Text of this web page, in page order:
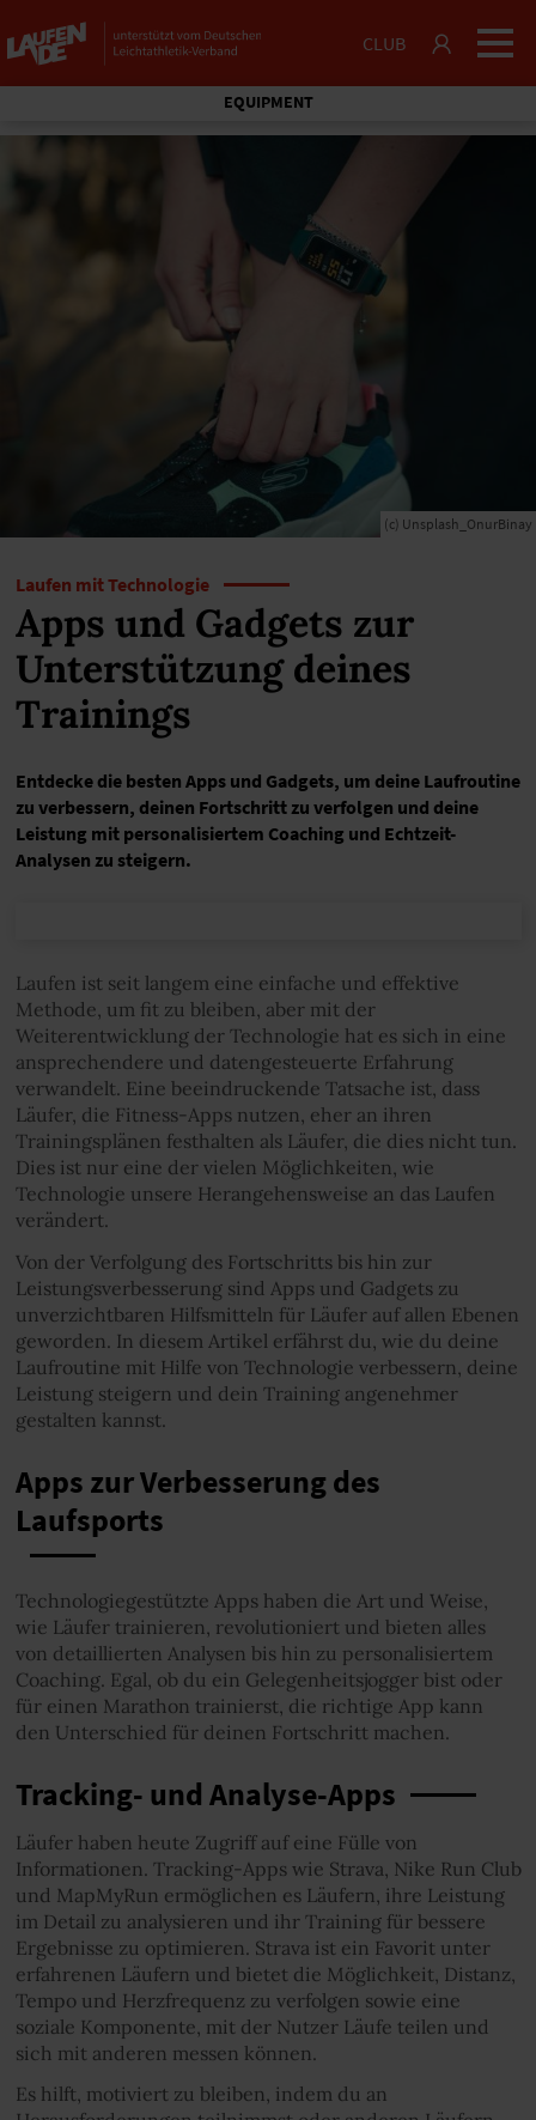
CLUB
EQUIPMENT
(c) Unsplash_OnurBinay
Laufen mit Technologie
Apps und Gadgets zur
Unterstützung deines
Trainings
Entdecke die besten Apps und Gadgets, um deine Laufroutine
zu verbessern, deinen Fortschritt zu verfolgen und deine
Leistung mit personalisiertem Coaching und Echtzeit-
Analysen zu steigern.
Laufen ist seit langem eine einfache und effektive
Methode, um fit zu bleiben, aber mit der
Weiterentwicklung der Technologie hat es sich in eine
ansprechendere und datengesteuerte Erfahrung
verwandelt. Eine beeindruckende Tatsache ist, dass
Läufer, die Fitness-Apps nutzen, eher an ihren
Trainingsplänen festhalten als Läufer, die dies nicht tun.
Dies ist nur eine der vielen Möglichkeiten, wie
Technologie unsere Herangehensweise an das Laufen
verändert.
Von der Verfolgung des Fortschritts bis hin zur
Leistungsverbesserung sind Apps und Gadgets zu
unverzichtbaren Hilfsmitteln für Läufer auf allen Ebenen
geworden. In diesem Artikel erfährst du, wie du deine
Laufroutine mit Hilfe von Technologie verbessern, deine
Leistung steigern und dein Training angenehmer
gestalten kannst.
Apps zur Verbesserung des
Laufsports
Technologiegestützte Apps haben die Art und Weise,
wie Läufer trainieren, revolutioniert und bieten alles
von detaillierten Analysen bis hin zu personalisiertem
Coaching. Egal, ob du ein Gelegenheitsjogger bist oder
für einen Marathon trainierst, die richtige App kann
den Unterschied für deinen Fortschritt machen.
Tracking- und Analyse-Apps
Läufer haben heute Zugriff auf eine Fülle von
Informationen. Tracking-Apps wie Strava, Nike Run Club
und MapMyRun ermöglichen es Läufern, ihre Leistung
im Detail zu analysieren und ihr Training für bessere
Ergebnisse zu optimieren. Strava ist ein Favorit unter
erfahrenen Läufern und bietet die Möglichkeit, Distanz,
Tempo und Herzfrequenz zu verfolgen sowie eine
soziale Komponente, mit der Nutzer Läufe teilen und
sich mit anderen messen können.
Es hilft, motiviert zu bleiben, indem du an